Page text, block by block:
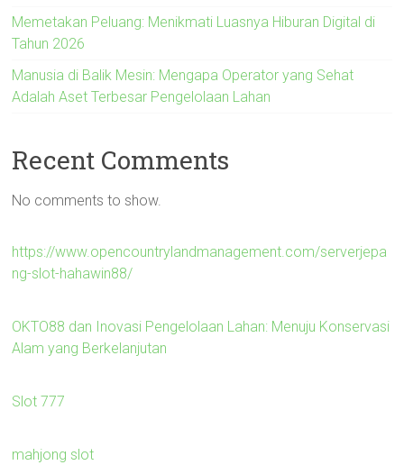
Memetakan Peluang: Menikmati Luasnya Hiburan Digital di
Tahun 2026
Manusia di Balik Mesin: Mengapa Operator yang Sehat
Adalah Aset Terbesar Pengelolaan Lahan
Recent Comments
No comments to show.
https://www.opencountrylandmanagement.com/serverjepa
ng-slot-hahawin88/
OKTO88 dan Inovasi Pengelolaan Lahan: Menuju Konservasi
Alam yang Berkelanjutan
Slot 777
mahjong slot